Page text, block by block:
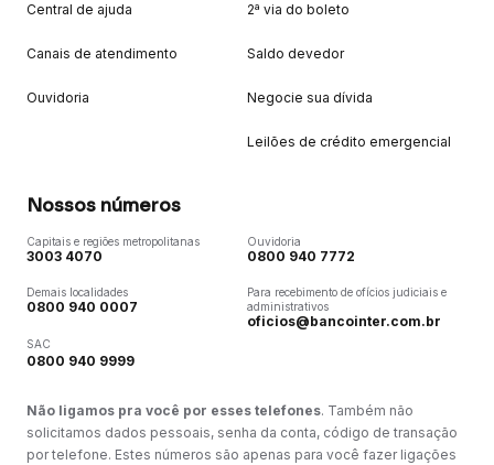
Central de ajuda
Canais de atendimento
Ouvidoria
2ª via do boleto
Saldo devedor
Negocie sua dívida
Leilões de crédito emergencial
Nossos números
Capitais e regiões metropolitanas
3003 4070
Demais localidades
0800 940 0007
SAC
0800 940 9999
Ouvidoria
0800 940 7772
Para recebimento de ofícios judiciais e
administrativos
oficios@bancointer.com.br
Não ligamos pra você por esses telefones. Também não
solicitamos dados pessoais, senha da conta, código de transação
por telefone. Estes números são apenas para você fazer ligações